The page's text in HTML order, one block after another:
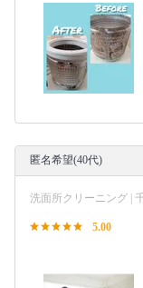
匿名希望(40代)
洗面所クリーニング |
5.00